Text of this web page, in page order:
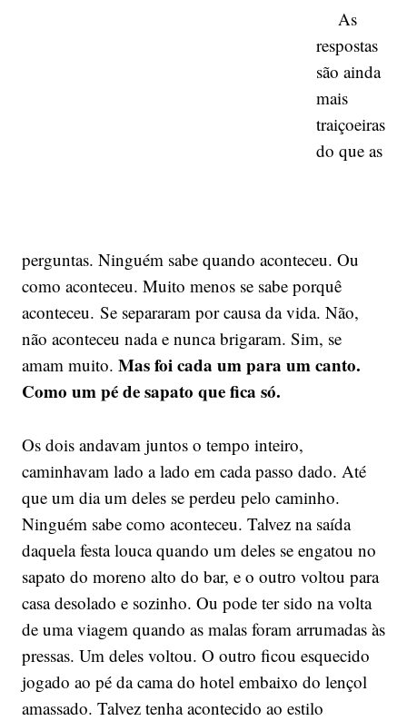
As
respostas
são ainda
mais
traiçoeiras
do que as
perguntas. Ninguém sabe quando aconteceu. Ou
como aconteceu. Muito menos se sabe porquê
aconteceu. Se separaram por causa da vida. Não,
não aconteceu nada e nunca brigaram. Sim, se
amam muito. Mas foi cada um para um canto.
Como um pé de sapato que fica só.
Os dois andavam juntos o tempo inteiro,
caminhavam lado a lado em cada passo dado. Até
que um dia um deles se perdeu pelo caminho.
Ninguém sabe como aconteceu. Talvez na saída
daquela festa louca quando um deles se engatou no
sapato do moreno alto do bar, e o outro voltou para
casa desolado e sozinho. Ou pode ter sido na volta
de uma viagem quando as malas foram arrumadas às
pressas. Um deles voltou. O outro ficou esquecido
jogado ao pé da cama do hotel embaixo do lençol
amassado. Talvez tenha acontecido ao estilo